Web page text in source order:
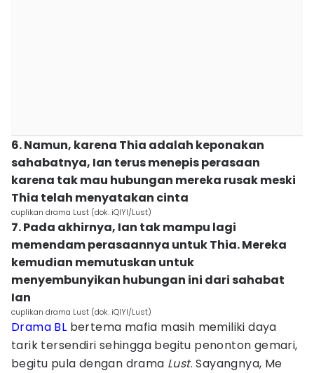
6. Namun, karena Thia adalah keponakan
sahabatnya, Ian terus menepis perasaan
karena tak mau hubungan mereka rusak meski
Thia telah menyatakan cinta
cuplikan drama Lust (dok. iQIYI/Lust)
7. Pada akhirnya, Ian tak mampu lagi
memendam perasaannya untuk Thia. Mereka
kemudian memutuskan untuk
menyembunyikan hubungan ini dari sahabat
Ian
cuplikan drama Lust (dok. iQIYI/Lust)
Drama BL bertema mafia masih memiliki daya
tarik tersendiri sehingga begitu penonton gemari,
begitu pula dengan drama Lust. Sayangnya, Me